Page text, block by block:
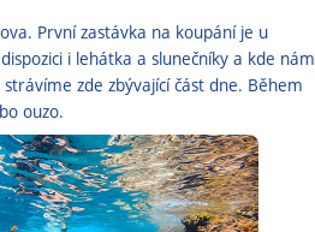
První zastávka na koupání je u
i lehátka a slunečníky a kde nám
zde zbývající část dne. Během
ouzo.